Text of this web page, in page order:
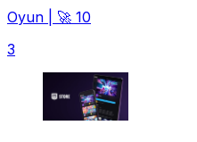
Oyun
🚀 10
3